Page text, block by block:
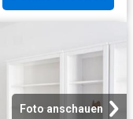
Foto anschauen